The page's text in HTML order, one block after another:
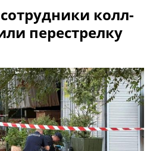
колл-
перестрелку